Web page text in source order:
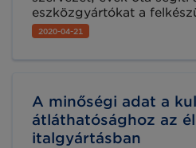
eszközgyártókat a
gyakorlatot ebben a
időszakban is fenntartjuk,
2020-04-21
A minőségi adat a
átláthatósághoz az
italgyártásban